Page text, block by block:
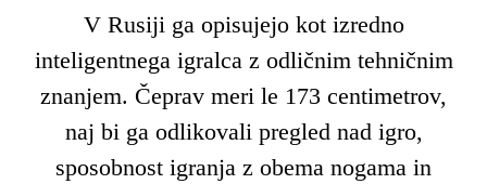
V Rusiji ga opisujejo kot izredno
inteligentnega igralca z odličnim tehničnim
znanjem. Čeprav meri le 173 centimetrov,
naj bi ga odlikovali pregled nad igro,
sposobnost igranja z obema nogama in